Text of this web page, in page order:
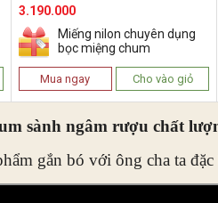
3.190.000
Miếng nilon chuyên dụng
bọc miệng chum
Mua ngay Cho vào giỏ
sành ngâm rượu chất
gắn bó với ông cha ta